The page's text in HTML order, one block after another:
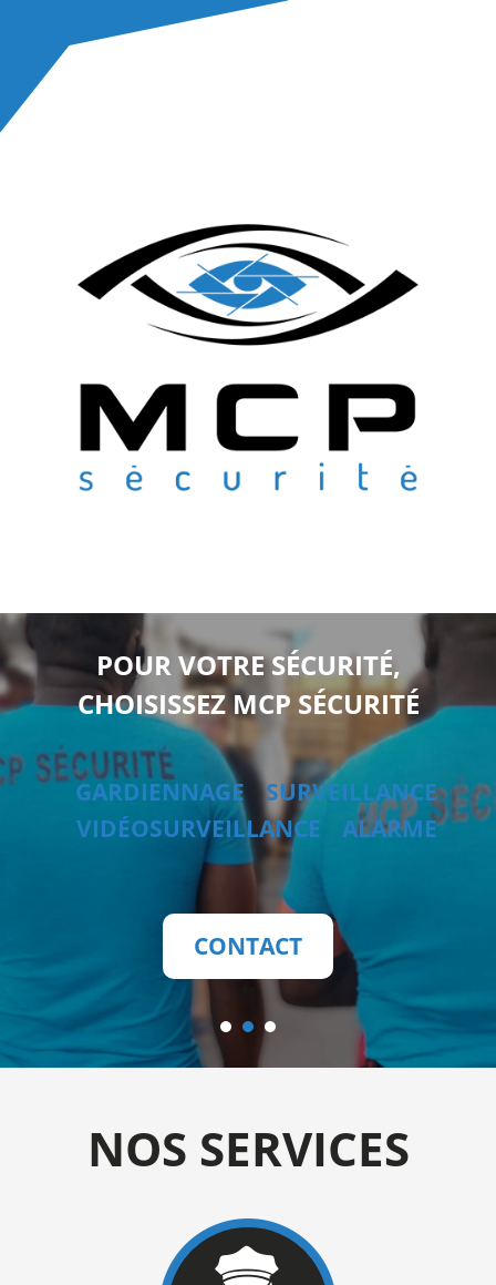
POUR VOTRE SÉCURITÉ,
CHOISISSEZ MCP SÉCURITÉ
GARDIENNAGE
SURVEILLANCE
VIDÉOSURVEILLANCE
ALARME
CONTACT
NOS SERVICES